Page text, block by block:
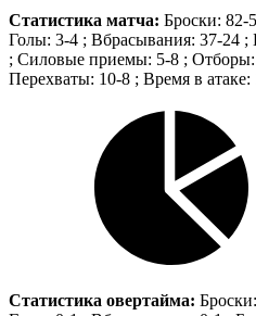
Статистика матча: Броски: 82-
Голы: 3-4 ; Вбрасывания: 37-24 ;
; Силовые приемы: 5-8 ; Отборы:
Перехваты: 10-8 ; Время в
Статистика овертайма: